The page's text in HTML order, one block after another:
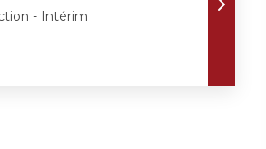
- Intérim